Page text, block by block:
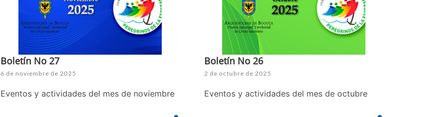
Boletín No 27
6 de noviembre de 2025
Eventos y actividades del mes de noviembre
Boletín No 26
2 de octubre de 2025
Eventos y actividades del mes de octubre